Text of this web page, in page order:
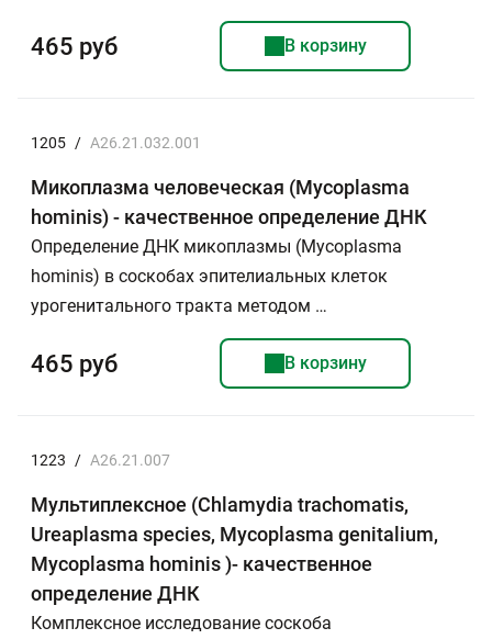
465 руб В корзину
1205 / A26.21.032.001
Микоплазма человеческая (Mycoplasma
hominis) - качественное определение ДНК
Определение ДНК микоплазмы (Mycoplasma
hominis) в соскобах эпителиальных клеток
урогенитального тракта методом …
465 руб В корзину
1223 / A26.21.007
Мультиплексное (Chlamydia trachomatis,
Ureaplasma species, Mycoplasma genitalium,
Mycoplasma hominis )- качественное
определение ДНК
Комплексное исследование соскоба